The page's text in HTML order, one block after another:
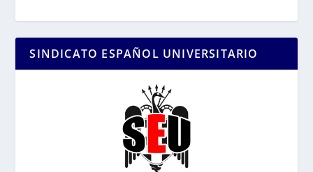
SINDICATO ESPAÑOL UNIVERSITARIO